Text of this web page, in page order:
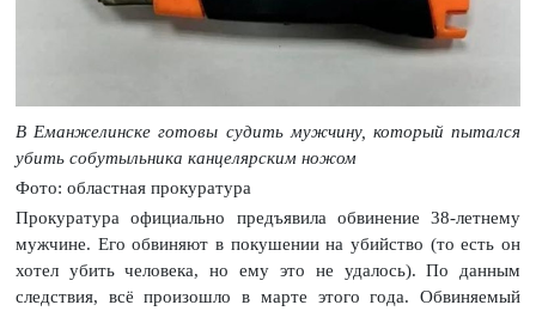
В Еманжелинске готовы судить мужчину, который пытался
убить собутыльника канцелярским ножом
Фото: областная прокуратура
Прокуратура официально предъявила обвинение 38-летнему
мужчине. Его обвиняют в покушении на убийство (то есть он
хотел убить человека, но ему это не удалось). По данным
следствия, всё произошло в марте этого года. Обвиняемый